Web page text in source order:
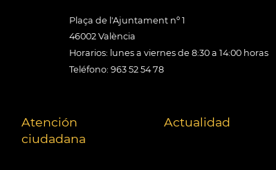
Plaça de l'Ajuntament nº 1
46002 València
Horarios: lunes a viernes de 8:30 a 14:00 horas
Teléfono: 963 52 54 78
Atención
ciudadana
Actualidad